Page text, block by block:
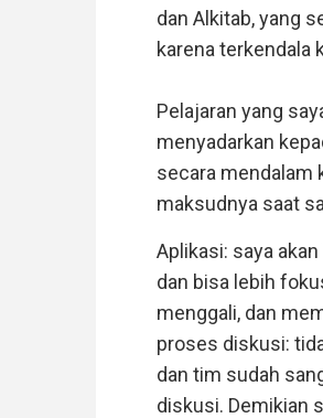
dan Alkitab, yang
karena terkendala
Pelajaran yang
menyadarkan
secara mendalam
maksudnya saat
Aplikasi: saya
dan bisa lebih
menggali, dan
proses diskusi:
dan tim sudah
diskusi. Demikian